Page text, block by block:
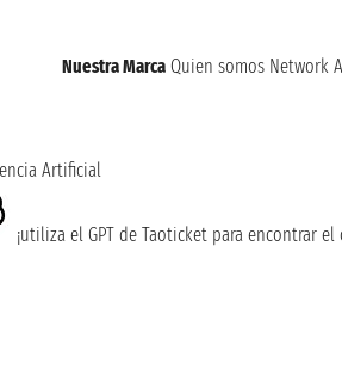
Nuestra Marca Quien somos Network
Artificial
¡utiliza el GPT de Taoticket para encontrar